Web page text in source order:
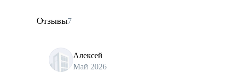
Отзывы7
Алексей
Май 2026